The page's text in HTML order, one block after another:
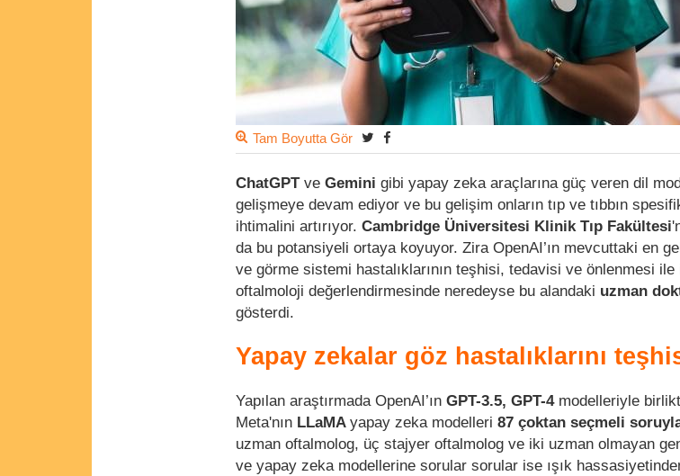
Tam Boyutta Gör
ChatGPT ve Gemini gibi yapay zeka araçlarına güç veren dil
gelişmeye devam ediyor ve bu gelişim onların tıp ve tıbbın
ihtimalini artırıyor. Cambridge Üniversitesi Klinik Tıp Fakültesi
da bu potansiyeli ortaya koyuyor. Zira OpenAI’ın mevcuttaki en
ve görme sistemi hastalıklarının teşhisi, tedavisi ve önlenmesi ile
oftalmoloji değerlendirmesinde neredeyse bu alandaki uzman
gösterdi.
Yapay zekalar göz hastalıklarını
Yapılan araştırmada OpenAI’ın GPT-3.5, GPT-4 modelleriyle
Meta'nın LLaMA yapay zeka modelleri 87 çoktan seçmeli
uzman oftalmolog, üç stajyer oftalmolog ve iki uzman olmayan
ve yapay zeka modellerine sorular sorular ise ışık